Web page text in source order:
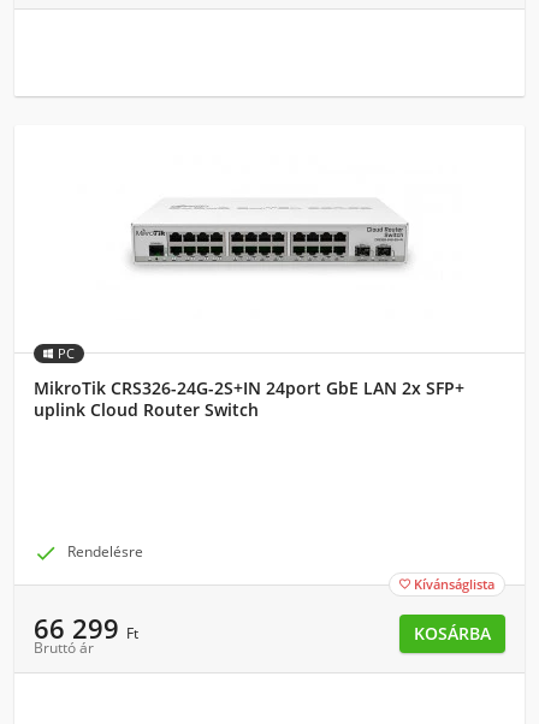
PC
MikroTik CRS326-24G-2S+IN 24port GbE LAN 2x SFP+
uplink Cloud Router Switch
 Rendelésre
 Kívánságlista
66 299 Ft
Bruttó ár
KOSÁRBA